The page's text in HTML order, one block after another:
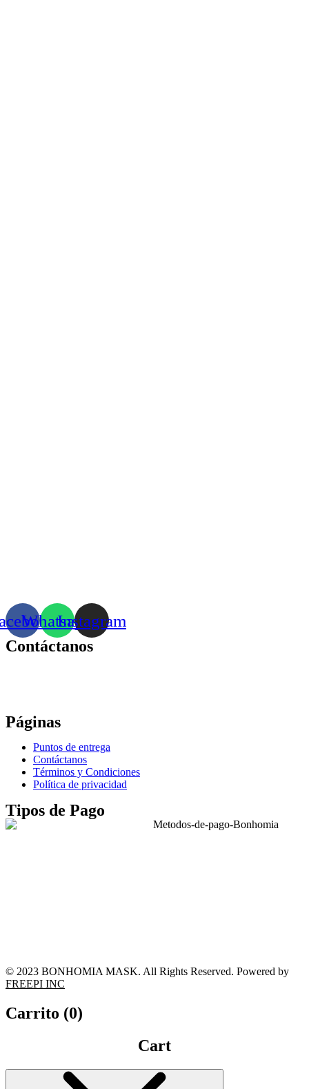
WhatsappInstagram
Contáctanos
Páginas
Puntos de entrega
Contáctanos
Términos y Condiciones
Política de privacidad
Tipos de Pago
© 2023 BONHOMIA MASK. All Rights Reserved. Powered by
FREEPI INC
Carrito (0)
Cart